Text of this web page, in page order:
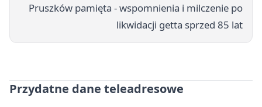
Pruszków pamięta - wspomnienia i milczenie po
likwidacji getta sprzed 85 lat
Przydatne dane teleadresowe